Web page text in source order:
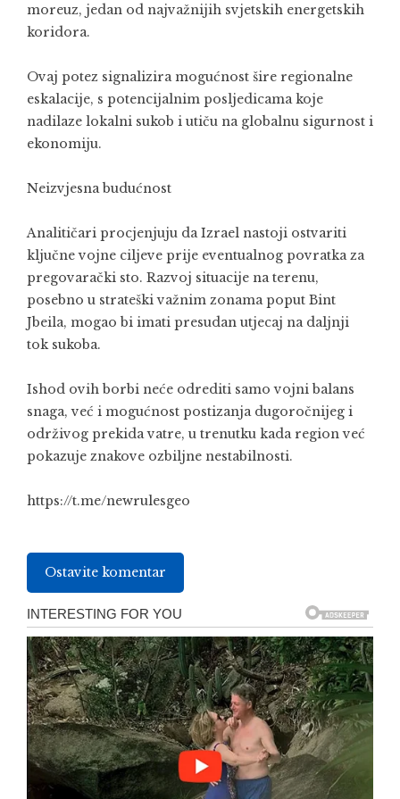
moreuz, jedan od najvažnijih svjetskih energetskih
koridora.
Ovaj potez signalizira mogućnost šire regionalne
eskalacije, s potencijalnim posljedicama koje
nadilaze lokalni sukob i utiču na globalnu sigurnost i
ekonomiju.
Neizvjesna budućnost
Analitičari procjenjuju da Izrael nastoji ostvariti
ključne vojne ciljeve prije eventualnog povratka za
pregovarački sto. Razvoj situacije na terenu,
posebno u strateški važnim zonama poput Bint
Jbeila, mogao bi imati presudan utjecaj na daljnji
tok sukoba.
Ishod ovih borbi neće odrediti samo vojni balans
snaga, već i mogućnost postizanja dugoročnijeg i
održivog prekida vatre, u trenutku kada region već
pokazuje znakove ozbiljne nestabilnosti.
https://t.me/newrulesgeo
Ostavite komentar